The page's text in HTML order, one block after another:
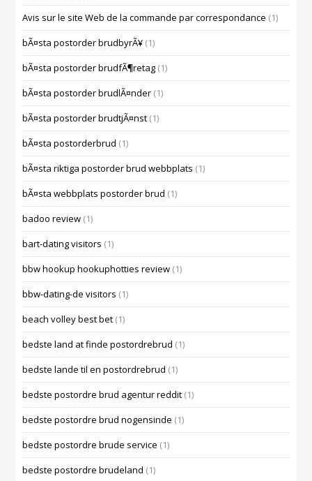
Avis sur le site Web de la commande par correspondance (1)
bÃ¤sta postorder brudbyrÃ¥ (1)
bÃ¤sta postorder brudfÃ¶retag (1)
bÃ¤sta postorder brudlÃ¤nder (1)
bÃ¤sta postorder brudtjÃ¤nst (1)
bÃ¤sta postorderbrud (1)
bÃ¤sta riktiga postorder brud webbplats (1)
bÃ¤sta webbplats postorder brud (1)
badoo review (1)
bart-dating visitors (1)
bbw hookup hookuphotties review (1)
bbw-dating-de visitors (1)
beach volley best bet (1)
bedste land at finde postordrebrud (1)
bedste lande til en postordrebrud (1)
bedste postordre brud agentur reddit (1)
bedste postordre brud nogensinde (1)
bedste postordre brude service (1)
bedste postordre brudeland (1)